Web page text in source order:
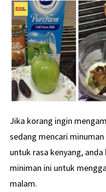
Jika korang ingin
sedang mencari
untuk rasa kenyang,
miniman ini untuk
malam.